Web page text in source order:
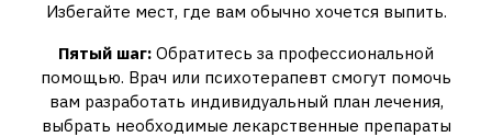
Избегайте мест, где вам обычно хочется выпить.
Пятый шаг: Обратитесь за профессиональной
помощью. Врач или психотерапевт смогут помочь
вам разработать индивидуальный план лечения,
выбрать необходимые лекарственные препараты